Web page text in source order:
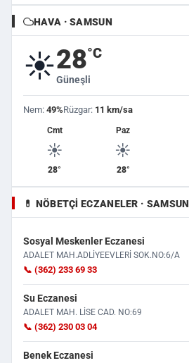
HAVA · SAMSUN
☀️28°C
Güneşli
Nem: 49%Rüzgar: 11 km/sa
Cmt
☀️
28°
Paz
☀️
28°
💊 NÖBETÇI ECZANELER · SAMSUN
Sosyal Meskenler Eczanesi
ADALET MAH.ADLİYEEVLERİ SOK.NO:6/A
📞 (362) 233 69 33
Su Eczanesi
ADALET MAH. LİSE CAD. NO:69
📞 (362) 230 03 04
Benek Eczanesi